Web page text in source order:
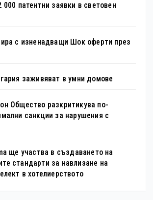
000 патентни заявки в световен
с изненадващи Шок оферти през
заживяват в умни домове
Общество разкритикува по-
санкции за нарушения с
ще участва в създаването на
стандарти за навлизане на
в хотелиерството